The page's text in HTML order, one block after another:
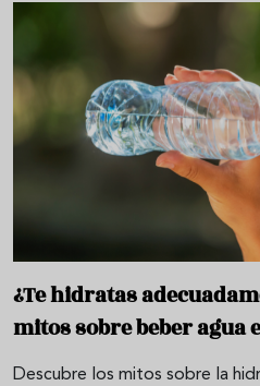
¿Te hidratas
mitos sobre beber agua
Descubre los mitos sobre la